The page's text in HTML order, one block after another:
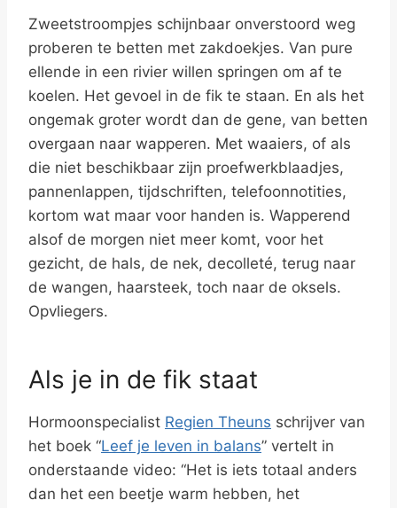
Zweetstroompjes schijnbaar onverstoord weg
proberen te betten met zakdoekjes. Van pure
ellende in een rivier willen springen om af te
koelen. Het gevoel in de fik te staan. En als het
ongemak groter wordt dan de gene, van betten
overgaan naar wapperen. Met waaiers, of als
die niet beschikbaar zijn proefwerkblaadjes,
pannenlappen, tijdschriften, telefoonnotities,
kortom wat maar voor handen is. Wapperend
alsof de morgen niet meer komt, voor het
gezicht, de hals, de nek, decolleté, terug naar
de wangen, haarsteek, toch naar de oksels.
Opvliegers.
Als je in de fik staat
Hormoonspecialist Regien Theuns schrijver van
het boek “Leef je leven in balans” vertelt in
onderstaande video: “Het is iets totaal anders
dan het een beetje warm hebben, het